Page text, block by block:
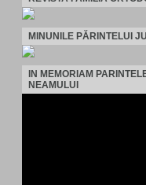
MINUNILE PĂRINTELUI
IN MEMORIAM
NEAMULUI